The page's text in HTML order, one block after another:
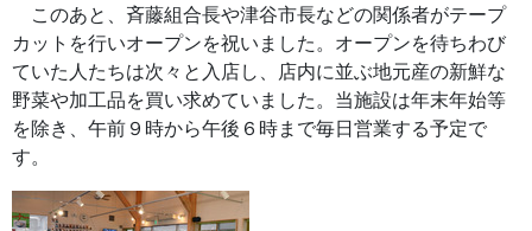
このあと、斉藤組合長や津谷市長などの関係者がテープ
カットを行いオープンを祝いました。オープンを待ちわび
ていた人たちは次々と入店し、店内に並ぶ地元産の新鮮な
野菜や加工品を買い求めていました。当施設は年末年始等
を除き、午前９時から午後６時まで毎日営業する予定で
す。